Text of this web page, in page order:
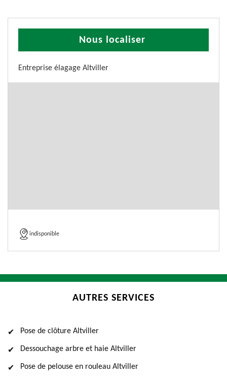
Nous localiser
Entreprise élagage Altviller
indisponible
AUTRES SERVICES
Pose de clôture Altviller
Dessouchage arbre et haie Altviller
Pose de pelouse en rouleau Altviller